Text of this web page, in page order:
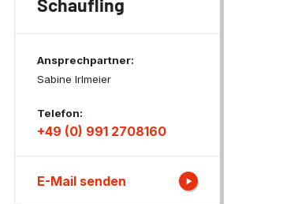
Schaufling
Ansprechpartner:
Sabine Irlmeier
Telefon:
+49 (0) 991 2708160
E-Mail senden